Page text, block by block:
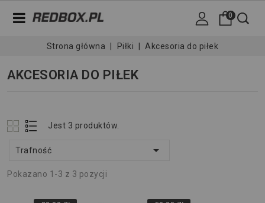
0
Strona główna Piłki Akcesoria do piłek
AKCESORIA DO PIŁEK
Jest 3 produktów.
Trafność 
Pokazano 1-3 z 3 pozycji